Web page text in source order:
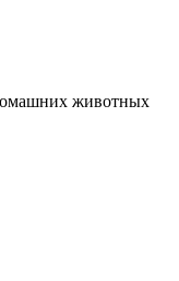
животных